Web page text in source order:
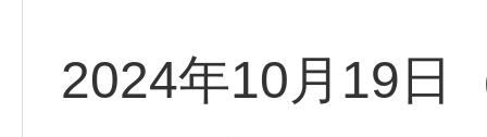
2024年10月19日